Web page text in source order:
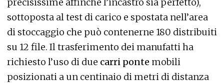
sottoposta al test di carico e spostata nell’area
di stoccaggio che può contenerne 180 distribuiti
su 12 file. Il trasferimento dei manufatti ha
richiesto l’uso di due carri ponte mobili
posizionati a un centinaio di metri di distanza